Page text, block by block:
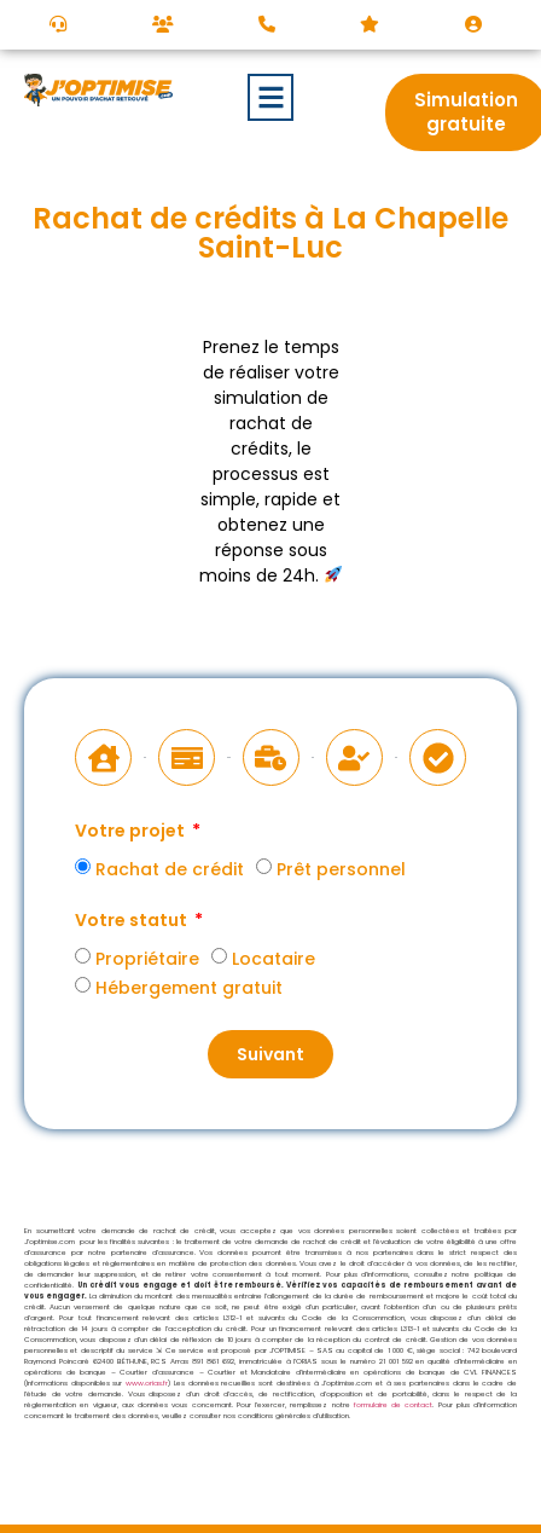
Simulation
gratuite
Rachat de crédits à La Chapelle
Saint-Luc
Prenez le temps
de réaliser votre
simulation de
rachat de
crédits, le
processus est
simple, rapide et
obtenez une
réponse sous
moins de 24h.
Votre projet
Rachat de crédit
Prêt personnel
Votre statut
Propriétaire
Locataire
Hébergement gratuit
Suivant
En soumettant votre demande de rachat de crédit, vous acceptez que vos données personnelles soient collectées et traitées par
J’optimise.com pour les finalités suivantes : le traitement de votre demande de rachat de crédit et l’évaluation de votre éligibilité à une offre
d’assurance par notre partenaire d’assurance. Vos données pourront être transmises à nos partenaires dans le strict respect des
obligations légales et réglementaires en matière de protection des données. Vous avez le droit d’accéder à vos données, de les rectifier,
de demander leur suppression, et de retirer votre consentement à tout moment. Pour plus d’informations, consultez notre politique de
confidentialité. Un crédit vous engage et doit être remboursé. Vérifiez vos capacités de remboursement avant de
vous engager. La diminution du montant des mensualités entraine l’allongement de la durée de remboursement et majore le coût total du
crédit. Aucun versement de quelque nature que ce soit, ne peut être exigé d’un particulier, avant l’obtention d’un ou de plusieurs prêts
d’argent. Pour tout financement relevant des articles L312-1 et suivants du Code de la Consommation, vous disposez d’un délai de
rétractation de 14 jours à compter de l’acceptation du crédit. Pour un financement relevant des articles L313-1 et suivants du Code de la
Consommation, vous disposez d’un délai de réflexion de 10 jours à compter de la réception du contrat de crédit. Gestion de vos données
personnelles et descriptif du service ⇲ Ce service est proposé par J’OPTIMISE – SAS au capital de 1 000 €, siège social : 742 boulevard
Raymond Poincaré 62400 BÉTHUNE, RCS Arras 891 861 692, immatriculée à l’ORIAS sous le numéro 21 001 592 en qualité d’Intermédiaire en
opérations de banque – Courtier d’assurance – Courtier et Mandataire d’intermédiaire en opérations de banque de CVL FINANCES
(Informations disponibles sur www.orias.fr) Les données recueillies sont destinées à J’optimise.com et à ses partenaires dans le cadre de
l’étude de votre demande. Vous disposez d’un droit d’accès, de rectification, d’opposition et de portabilité, dans le respect de la
réglementation en vigueur, aux données vous concernant. Pour l’exercer, remplissez notre formulaire de contact. Pour plus d’information
concernant le traitement des données, veuillez consulter nos conditions générales d’utilisation.